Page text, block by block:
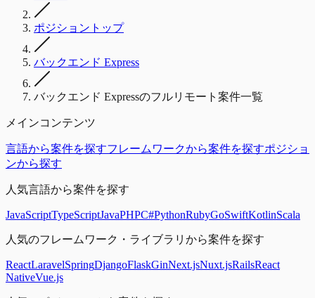
ポジショントップ
バックエンド Express
バックエンド Expressのフルリモート案件一覧
メインコンテンツ
言語から案件を探すフレームワークから案件を探すポジショ
ンから探す
人気言語から案件を探す
JavaScriptTypeScriptJavaPHPC#PythonRubyGoSwiftKotlinScala
人気のフレームワーク・ライブラリから案件を探す
ReactLaravelSpringDjangoFlaskGinNext.jsNuxt.jsRailsReact
NativeVue.js